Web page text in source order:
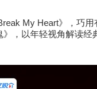
My Heart》，巧用
，以年轻视角解读